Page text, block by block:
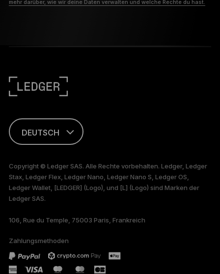
mehr darüber, wie wir deine Daten verwalten und welche Rechte du hast.
DEUTSCH
FRANÇAIS
TÜRKÇE
PORTUGUÊS
ESPAÑOL
РУССКИЙ
Copyright © Ledger SAS. Alle Rechte vorbehalten. Ledger, Ledger
Stax, Ledger Flex, Ledger Nano, Ledger Nano S, Ledger OS,
Ledger Wallet, [LEDGER] (Logo), und [L] (Logo) sind Marken der
Ledger SAS.
106, Rue du Temple, 75003 Paris, Frankreich
Zahlungsmethoden